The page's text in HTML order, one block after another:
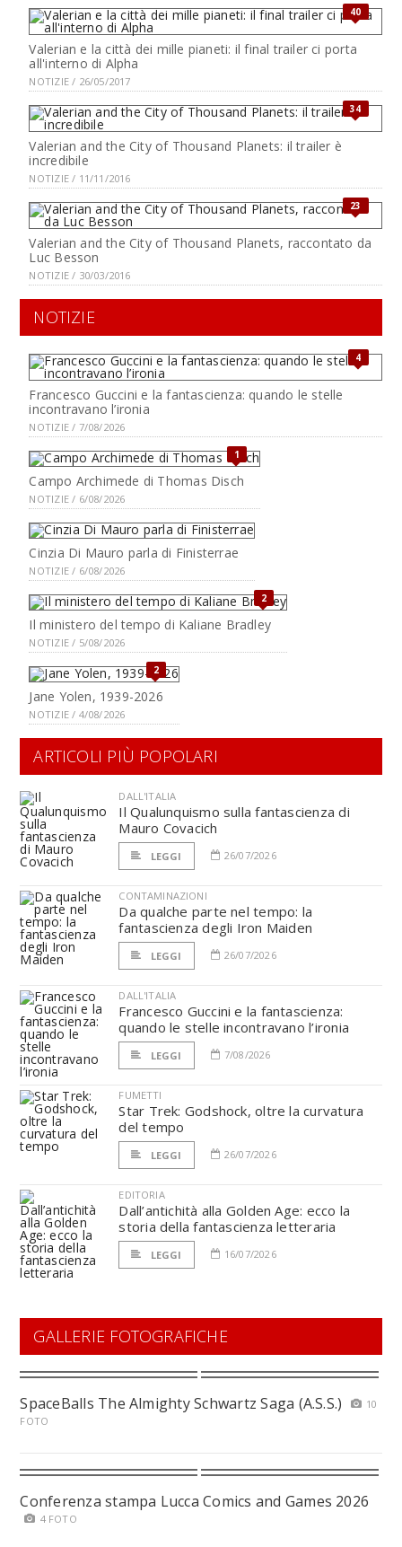
40
Valerian e la città dei mille pianeti: il final trailer ci porta
all'interno di Alpha
NOTIZIE / 26/05/2017
34
Valerian and the City of Thousand Planets: il trailer è
incredibile
NOTIZIE / 11/11/2016
23
Valerian and the City of Thousand Planets, raccontato da
Luc Besson
NOTIZIE / 30/03/2016
NOTIZIE
4
Francesco Guccini e la fantascienza: quando le stelle
incontravano l’ironia
NOTIZIE / 7/08/2026
1
Campo Archimede di Thomas Disch
NOTIZIE / 6/08/2026
Cinzia Di Mauro parla di Finisterrae
NOTIZIE / 6/08/2026
2
Il ministero del tempo di Kaliane Bradley
NOTIZIE / 5/08/2026
2
Jane Yolen, 1939-2026
NOTIZIE / 4/08/2026
ARTICOLI PIÙ POPOLARI
DALL'ITALIA
Il Qualunquismo sulla fantascienza di
Mauro Covacich
LEGGI 26/07/2026
CONTAMINAZIONI
Da qualche parte nel tempo: la
fantascienza degli Iron Maiden
LEGGI 26/07/2026
DALL'ITALIA
Francesco Guccini e la fantascienza:
quando le stelle incontravano l’ironia
LEGGI 7/08/2026
FUMETTI
Star Trek: Godshock, oltre la curvatura
del tempo
LEGGI 26/07/2026
EDITORIA
Dall’antichità alla Golden Age: ecco la
storia della fantascienza letteraria
LEGGI 16/07/2026
GALLERIE FOTOGRAFICHE
SpaceBalls The Almighty Schwartz Saga (A.S.S.)
10
FOTO
Conferenza stampa Lucca Comics and Games 2026
4 FOTO